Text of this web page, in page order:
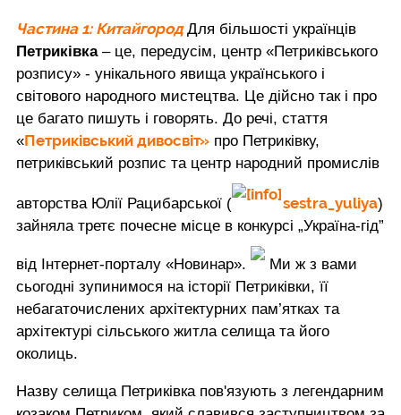
Частина 1: КитайгородДля більшості українців
Петриківка – це, передусім, центр «Петриківського
розпису» - унікального явища українського і
світового народного мистецтва. Це дійсно так і про
це багато пишуть і говорять. До речі, стаття
«Петриківський дивосвіт» про Петриківку,
петриківський розпис та центр народний промислів
авторства Юлії Рацибарської ( sestra_yuliya)
зайняла третє почесне місце в конкурсі „Україна-гід”
від Інтернет-порталу «Новинар».
Ми ж з вами
сьогодні зупинимося на історії Петриківки, її
небагаточислених архітектурних пам’ятках та
архітектурі сільського житла селища та його
околиць.
Назву селища Петриківка пов'язують з легендарним